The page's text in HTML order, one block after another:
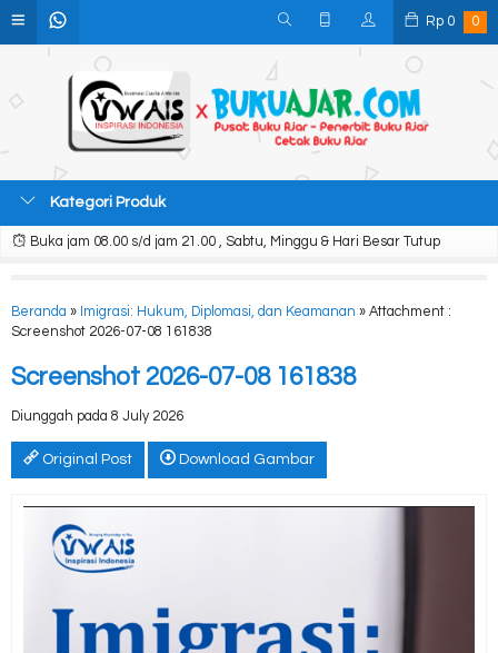
Rp 0 0
Kategori Produk
Buka jam 08.00 s/d jam 21.00 , Sabtu, Minggu & Hari Besar Tutup
Beranda » Imigrasi: Hukum, Diplomasi, dan Keamanan » Attachment :
Screenshot 2026-07-08 161838
Screenshot 2026-07-08 161838
Diunggah pada 8 July 2026
Original Post Download Gambar